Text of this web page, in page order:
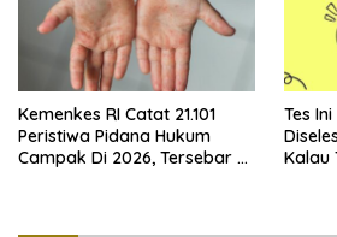
Kemenkes RI Catat 21.101
Peristiwa Pidana Hukum
Campak Di 2026, Tersebar Di
Tes
Kalau